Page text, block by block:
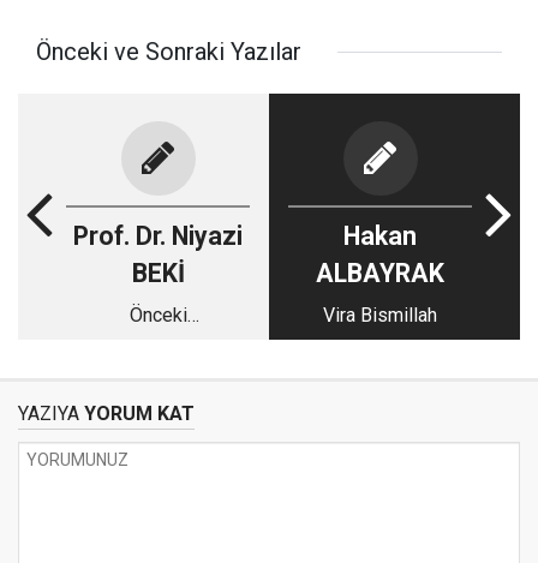
Önceki ve Sonraki Yazılar
Prof. Dr. Niyazi
BEKİ
Önceki
Hakan
ALBAYRAK
Vira Bismillah
YAZIYA YORUM KAT